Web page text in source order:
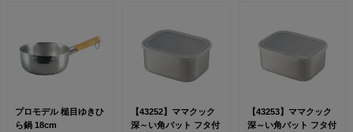
プロモデル 槌目ゆきひ
ら鍋 18cm
【43252】ママクック
深～い角バット フタ付
【43253】ママクック
深～い角バット フタ付